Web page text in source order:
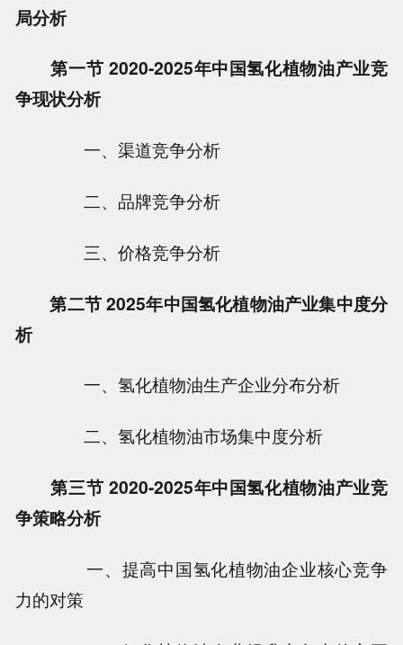
局分析
第一节 2020-2025年中国氢化植物油产业竞
争现状分析
一、渠道竞争分析
二、品牌竞争分析
三、价格竞争分析
第二节 2025年中国氢化植物油产业集中度分
析
一、氢化植物油生产企业分布分析
二、氢化植物油市场集中度分析
第三节 2020-2025年中国氢化植物油产业竞
争策略分析
一、提高中国氢化植物油企业核心竞争
力的对策